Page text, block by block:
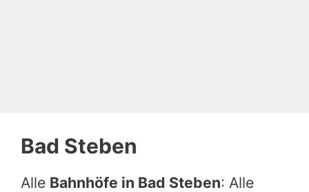
Bad Steben
Alle Bahnhöfe in Bad Steben: Alle